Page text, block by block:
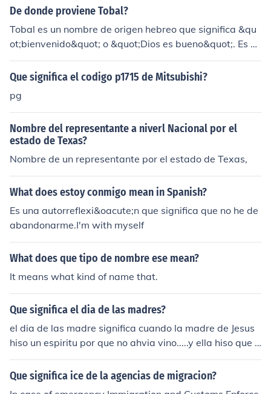
tar ayudarte mejor?
De donde proviene Tobal?
Tobal es un nombre de origen hebreo que significa &qu
ot;bienvenido&quot; o &quot;Dios es bueno&quot;. Es un
nombre que suele ser utilizado en países de habla hisp
ana y su popularidad ha ido en aumento en los últimos
Que significa el codigo p1715 de Mitsubishi?
pg
Nombre del representante a niverl Nacional por el
estado de Texas?
Nombre de un representante por el estado de Texas,
What does estoy conmigo mean in Spanish?
Es una autorreflexi&oacute;n que significa que no he de
abandonarme.I'm with myself
What does que tipo de nombre ese mean?
It means what kind of name that.
Que significa el dia de las madres?
el dia de las madre significa cuando la madre de Jesus
hiso un espiritu por que no ahvia vino.....y ella hiso que e
l vino aparezca por que havian como 500 personas reci
biendo el pan.
Que significa ice de la agencias de migracion?